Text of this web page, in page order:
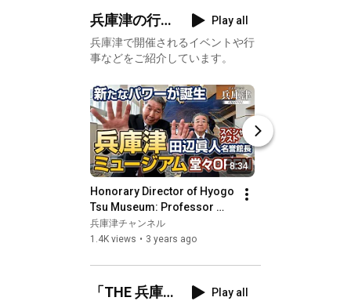
兵庫津の行
事・イベン
トのご紹介
Play all
兵庫津で開催されるイベントや行
事などをご紹介しています。
8:34
Honorary Director of Hyogo
Tsu Museum: Professor
Masato Tanabe introduces
its charms
兵庫津チャンネル
1.4K views • 3 years ago
「THE 兵庫
Play all